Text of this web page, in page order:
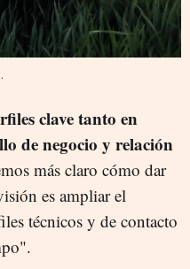
clave tanto en
de negocio y relación
más claro cómo dar
es ampliar el
técnicos y de contacto